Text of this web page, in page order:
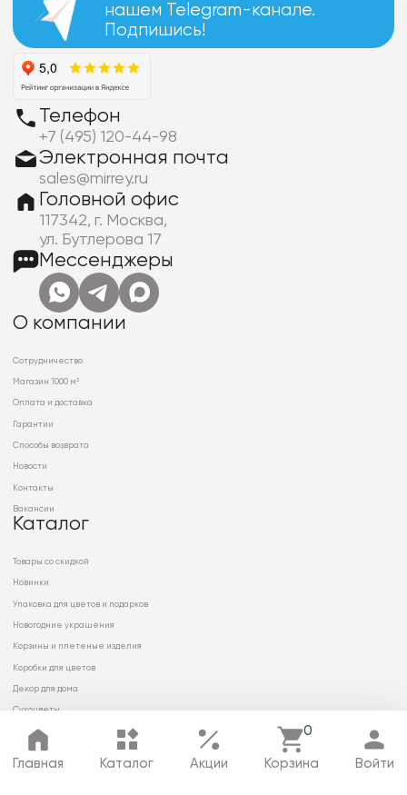
Главная Каталог Акции
0
Корзина Войти
нашем Telegram-канале.
Подпишись!
Телефон
+7 (495) 120-44-98
Электронная почта
sales@mirrey.ru
Головной офис
117342, г. Москва,
ул. Бутлерова 17
Мессенджеры
О компании
Сотрудничество
Магазин 1000 м²
Оплата и доставка
Гарантии
Способы возврата
Новости
Контакты
Вакансии
Каталог
Товары со скидкой
Новинки
Упаковка для цветов и подарков
Новогодние украшения
Корзины и плетеные изделия
Коробки для цветов
Декор для дома
Сухоцветы
© 2026 ООО «МИРРЭЙ»